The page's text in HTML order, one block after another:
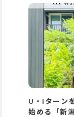
U・Iターン
始める「新